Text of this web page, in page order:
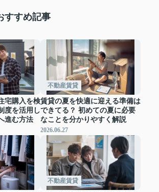
すすめ記事
宅購入を検
度を活用し
進む方法
不動産賃貸
賃貸の夏を快適に迎える準備は
できてる？ 初めての夏に必要
なことを分かりやすく解説
2026.06.27
不動産賃貸